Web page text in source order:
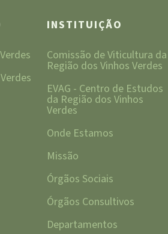
INSTITUIÇÃO
Comissão de Viticultura da
Região dos Vinhos Verdes
EVAG - Centro de Estudos
da Região dos Vinhos
Verdes
Onde Estamos
Missão
Órgãos Sociais
Órgãos Consultivos
Departamentos